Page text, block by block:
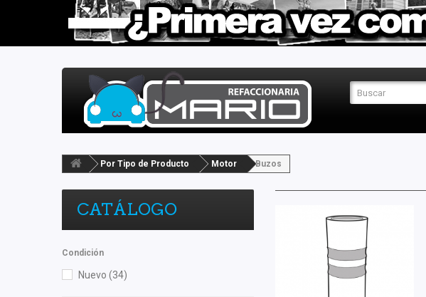
Por Tipo de Producto Motor Buzos
CATÁLOGO
Condición
Nuevo (34)